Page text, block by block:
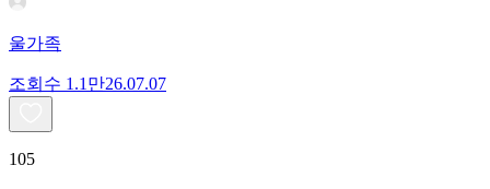
울가족
조회수 1.1만26.07.07
105